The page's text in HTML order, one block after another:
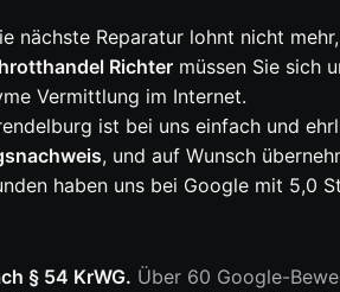
nächste Reparatur lohnt nicht
Richter müssen Sie sich
Vermittlung im Internet.
ist bei uns einfach und
, und auf Wunsch
haben uns bei Google mit 5,0
§ 54 KrWG. Über 60 Google-